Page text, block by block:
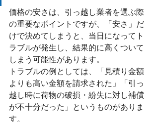
価格の安さは、引っ越し業者を選ぶ際
の重要なポイントですが、「安さ」だ
けで決めてしまうと、当日になってト
ラブルが発生し、結果的に高くついて
しまう可能性があります。
トラブルの例としては、「見積り金額
よりも高い金額を請求された」「引っ
越し時に荷物の破損・紛失に対し補償
が不十分だった」というものがありま
す。